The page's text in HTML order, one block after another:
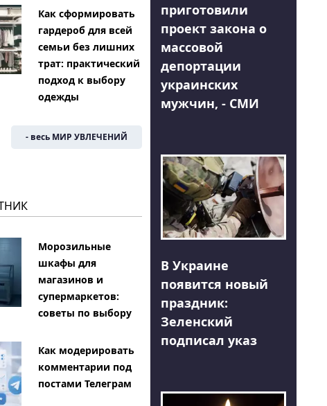
Как сформировать
гардероб для всей
семьи без лишних
трат: практический
подход к выбору
одежды
- весь МИР УВЛЕЧЕНИЙ
Морозильные
шкафы для
магазинов и
супермаркетов:
советы по выбору
Как модерировать
комментарии под
постами Телеграм
приготовили
проект закона о
массовой
депортации
украинских
мужчин, - СМИ
В Украине
появится новый
праздник:
Зеленский
подписал указ